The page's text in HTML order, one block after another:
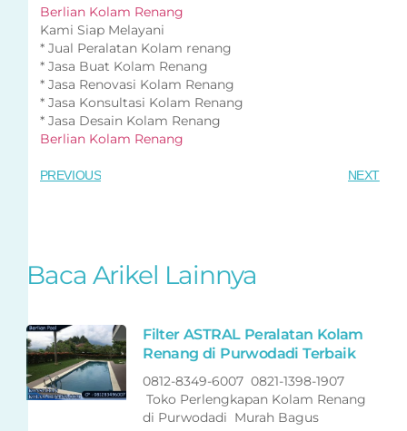
Berlian Kolam Renang
Kami Siap Melayani
* Jual Peralatan Kolam renang
* Jasa Buat Kolam Renang
* Jasa Renovasi Kolam Renang
* Jasa Konsultasi Kolam Renang
* Jasa Desain Kolam Renang
Berlian Kolam Renang
PREVIOUS NEXT
Baca Arikel Lainnya
Filter ASTRAL Peralatan Kolam
Renang di Purwodadi Terbaik
0812-8349-6007 0821-1398-1907
Toko Perlengkapan Kolam Renang
di Purwodadi Murah Bagus